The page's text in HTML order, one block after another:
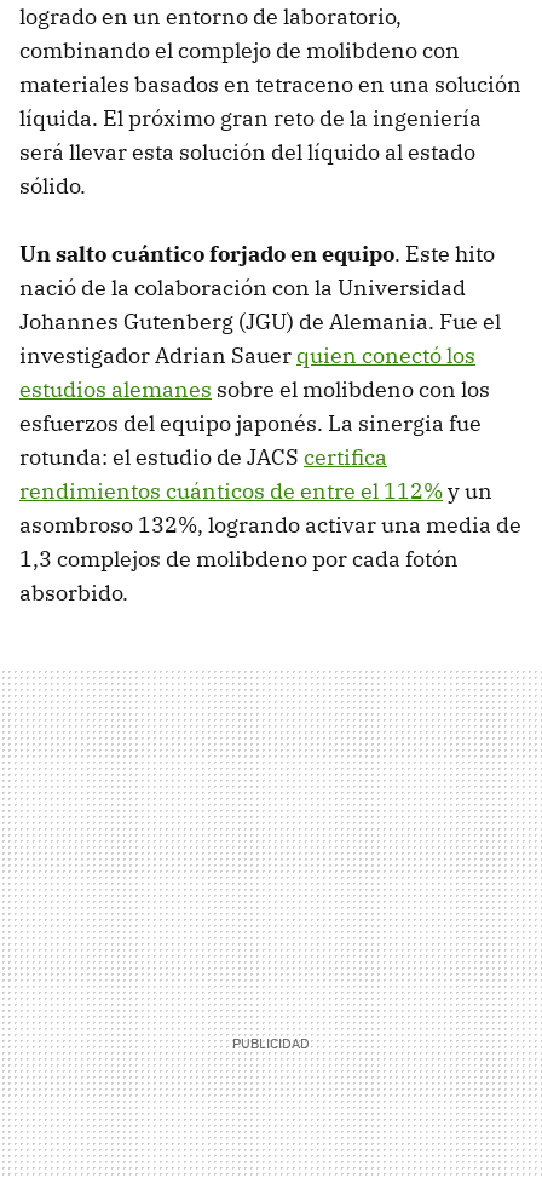
logrado en un entorno de laboratorio,
combinando el complejo de molibdeno con
materiales basados en tetraceno en una solución
líquida. El próximo gran reto de la ingeniería
será llevar esta solución del líquido al estado
sólido.
Un salto cuántico forjado en equipo. Este hito
nació de la colaboración con la Universidad
Johannes Gutenberg (JGU) de Alemania. Fue el
investigador Adrian Sauer quien conectó los
estudios alemanes sobre el molibdeno con los
esfuerzos del equipo japonés. La sinergia fue
rotunda: el estudio de JACS certifica
rendimientos cuánticos de entre el 112%y un
asombroso 132%, logrando activar una media de
1,3 complejos de molibdeno por cada fotón
absorbido.